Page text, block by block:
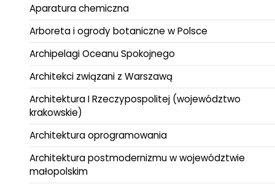
Aparatura chemiczna
Arboreta i ogrody botaniczne w Polsce
Archipelagi Oceanu Spokojnego
Architekci związani z Warszawą
Architektura I Rzeczypospolitej (województwo
krakowskie)
Architektura oprogramowania
Architektura postmodernizmu w województwie
małopolskim